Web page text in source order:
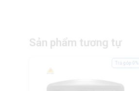
Sản phẩm tương tự
Trả góp 0%